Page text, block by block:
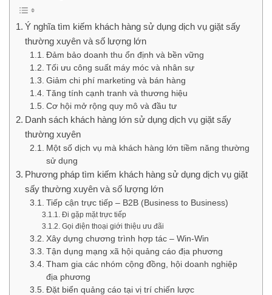
Ý nghĩa tìm kiếm khách hàng sử dụng dịch vụ giặt sấy
thường xuyên và số lượng lớn
Đảm bảo doanh thu ổn định và bền vững
Tối ưu công suất máy móc và nhân sự
Giảm chi phí marketing và bán hàng
Tăng tính cạnh tranh và thương hiệu
Cơ hội mở rộng quy mô và đầu tư
Danh sách khách hàng lớn sử dụng dịch vụ giặt sấy
thường xuyên
Một số dịch vụ mà khách hàng lớn tiềm năng thường
sử dụng
Phương pháp tìm kiếm khách hàng sử dụng dịch vụ giặt
sấy thường xuyên và số lượng lớn
Tiếp cận trực tiếp – B2B (Business to Business)
Đi gặp mặt trực tiếp
Gọi điện thoại giới thiệu ưu đãi
Xây dựng chương trình hợp tác – Win-Win
Tận dụng mạng xã hội quảng cáo địa phương
Tham gia các nhóm cộng đồng, hội doanh nghiệp
địa phương
Đặt biển quảng cáo tại vị trí chiến lược